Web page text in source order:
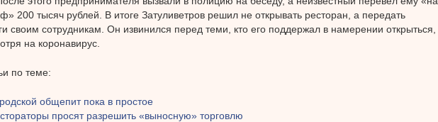
200 тысяч рублей. В итоге Затуливетров решил не открывать ресторан, а передать
своим сотрудникам. Он извинился перед теми, кто его поддержал в намерении открыться,
на коронавирус.
по теме:
общепит пока в простое
просят разрешить «выносную» торговлю